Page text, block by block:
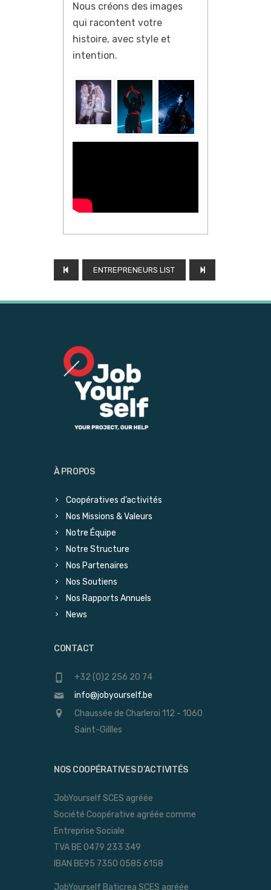
Nous créons des images
qui racontent votre
histoire, avec style et
intention.
ENTREPRENEURS LIST
À PROPOS
Coopératives d’activités
Nos Missions & Valeurs
Notre Équipe
Notre Structure
Nos Partenaires
Nos Soutiens
Nos Rapports Annuels
News
CONTACT
+32 (0)2 256 20 74
info@jobyourself.be
Chaussée de Charleroi 112 - 1060
Saint-Gillles
NOS COOPÉRATIVES D’ACTIVITÉS
JobYourself SCES agréée
Société Coopérative agréée comme
Entreprise Sociale
TVA BE 0479 233 349
IBAN BE95 7350 0585 6158
JobYourself Baticrea SCES agréée